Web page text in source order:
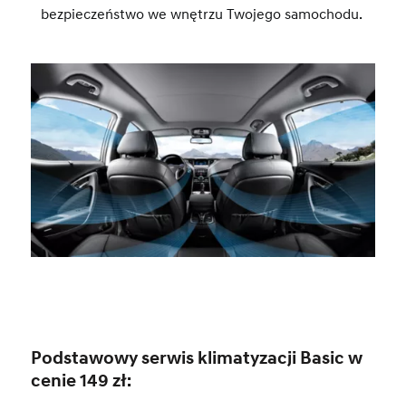
bezpieczeństwo we wnętrzu Twojego samochodu.
Podstawowy serwis klimatyzacji Basic w
cenie 149 zł: